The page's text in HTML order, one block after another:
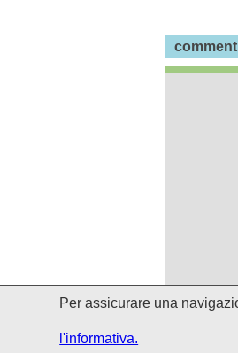
Per assicurare una
l'informativa.